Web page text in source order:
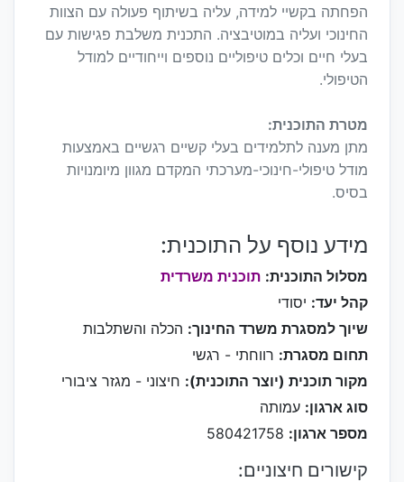
הפחתה בקשיי למידה, עליה בשיתוף פעולה עם הצוות
החינוכי ועליה במוטיבציה. התכנית משלבת פגישות עם
בעלי חיים וכלים טיפוליים נוספים וייחודיים למודל
הטיפולי.
מטרת התוכנית:
מתן מענה לתלמידים בעלי קשיים רגשיים באמצעות
מודל טיפולי-חינוכי-מערכתי המקדם מגוון מיומנויות
בסיס.
מידע נוסף על התוכנית:
מסלול התוכנית: תוכנית משרדית
קהל יעד: יסודי
שיוך למסגרת משרד החינוך: הכלה והשתלבות
תחום מסגרת: רווחתי - רגשי
מקור תוכנית (יוצר התוכנית): חיצוני - מגזר ציבורי
סוג ארגון: עמותה
מספר ארגון:
קישורים חיצוניים: